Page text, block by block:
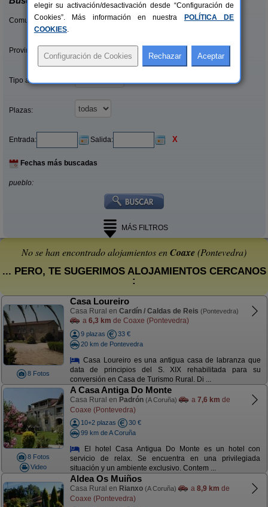
Comunidades:
Provincias/Islas:
Tipo alquiler:
Plazas:
Entrada: Salida: X
Fechas más buscadas
pueblo:
MÁS FILTROS
No se han encontrado alojamientos enCoaxe(Pontevedra)
... PERO, TE SUGERIMOS ALOJAMIENTOS CERCANOS
:
8 Fotos
Casa Loureiro
Casa Rural en Cardín / Caldas de Reis (Pontevedra)
a 6,3 km de Coaxe (Pontevedra)
9 plazas
33 €
20 km de Pontevedra
Casa Loureiro es una antigua casa de labranza que
data de principios del S. XIX rehabilitada para su
conversión en Casa de Turismo Rural. Di ...
8 Fotos
Video
A Casa Antiga Do Monte
Casa Rural en Padrón (A Coruña) a 7,6 km de
Coaxe (Pontevedra)
10+2 plazas
30 €
99 km de A Coruña
El hotel Casa Antigua Do Monte es un hotel con
servicio de relax. Se encuentra en una privilegiada
situación y un ambiente exclusivo. Contem ...
Aldea Os Muiños
Casa Rural en Rianxo (A Coruña) a 8,9 km de
Coaxe (Pontevedra)
elegir su activación/desactivación desde “Configuración de
Cookies”. Más información en nuestra
POLÍTICA DE
COOKIES.